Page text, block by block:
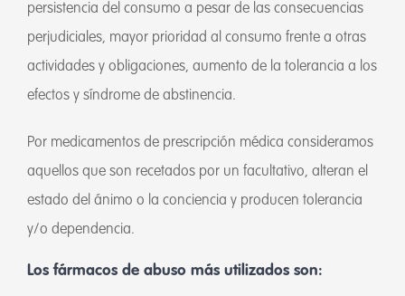
persistencia del consumo a pesar de las consecuencias
perjudiciales, mayor prioridad al consumo frente a otras
actividades y obligaciones, aumento de la tolerancia a los
efectos y síndrome de abstinencia.
Por medicamentos de prescripción médica consideramos
aquellos que son recetados por un facultativo, alteran el
estado del ánimo o la conciencia y producen tolerancia
y/o dependencia.
Los fármacos de abuso más utilizados son: